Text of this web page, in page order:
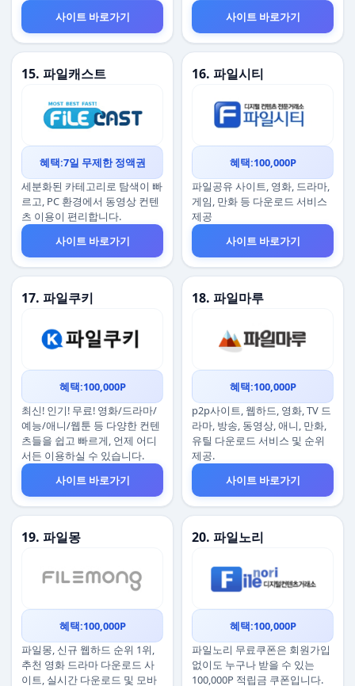
사이트 바로가기
사이트 바로가기
15. 파일캐스트
혜택:7일 무제한 정액권
세분화된 카테고리로 탐색이 빠
르고, PC 환경에서 동영상 컨텐
츠 이용이 편리합니다.
사이트 바로가기
16. 파일시티
혜택:100,000P
파일공유 사이트, 영화, 드라마,
게임, 만화 등 다운로드 서비스
제공
사이트 바로가기
17. 파일쿠키
혜택:100,000P
최신! 인기! 무료! 영화/드라마/
예능/애니/웹툰 등 다양한 컨텐
츠들을 쉽고 빠르게, 언제 어디
서든 이용하실 수 있습니다.
사이트 바로가기
18. 파일마루
혜택:100,000P
p2p사이트, 웹하드, 영화, TV 드
라마, 방송, 동영상, 애니, 만화,
유틸 다운로드 서비스 및 순위
제공.
사이트 바로가기
19. 파일몽
혜택:100,000P
파일몽, 신규 웹하드 순위 1위,
추천 영화 드라마 다운로드 사
이트, 실시간 다운로드 및 모바
20. 파일노리
혜택:100,000P
파일노리 무료쿠폰은 회원가입
없이도 누구나 받을 수 있는
100,000P 적립금 쿠폰입니다.